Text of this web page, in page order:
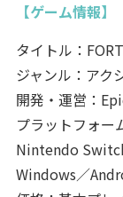
【ゲーム情報】
タイトル：
ジャンル：アク
開発・運営：
プラットフォ
Nintendo
Windows／